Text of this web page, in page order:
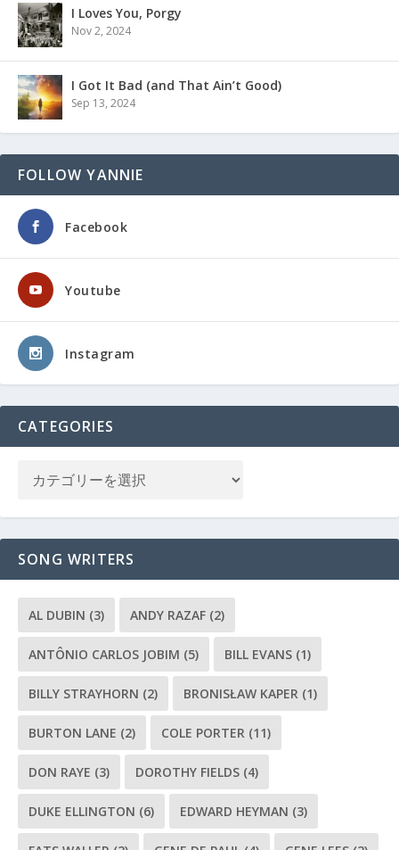
I Loves You, Porgy
Nov 2, 2024
I Got It Bad (and That Ain’t Good)
Sep 13, 2024
FOLLOW YANNIE
Facebook
Youtube
Instagram
CATEGORIES
SONG WRITERS
AL DUBIN (3) ANDY RAZAF (2)
ANTÔNIO CARLOS JOBIM (5) BILL EVANS (1)
BILLY STRAYHORN (2) BRONISŁAW KAPER (1)
BURTON LANE (2) COLE PORTER (11)
DON RAYE (3) DOROTHY FIELDS (4)
DUKE ELLINGTON (6) EDWARD HEYMAN (3)